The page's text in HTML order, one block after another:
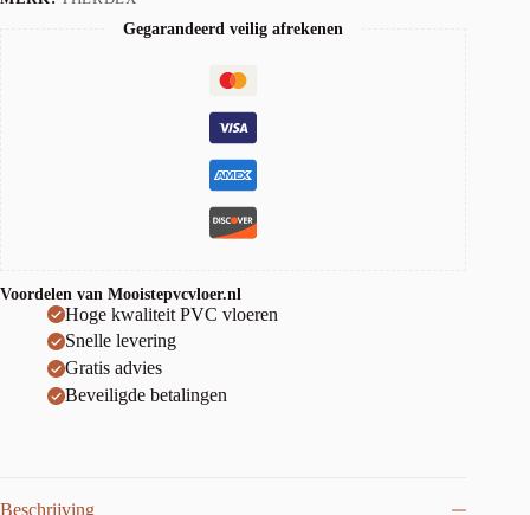
Gegarandeerd veilig afrekenen
Voordelen van Mooistepvcvloer.nl
Hoge kwaliteit PVC vloeren
Snelle levering
Gratis advies
Beveiligde betalingen
Beschrijving